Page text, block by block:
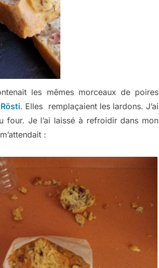
les mêmes morceaux de poires
. Elles remplaçaient les lardons. J’ai
Je l’ai laissé à refroidir dans mon
: